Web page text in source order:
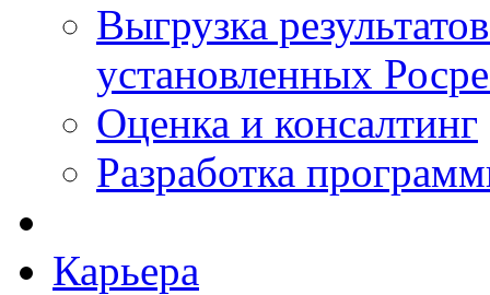
Выгрузка
установленных
Оценка и консалтинг
Разработка
Карьера